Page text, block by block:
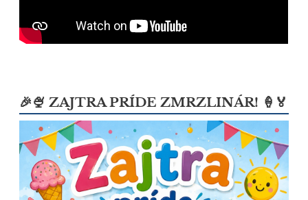
🎉🍨 ZAJTRA PRÍDE ZMRZLINÁR! 🍦🏅